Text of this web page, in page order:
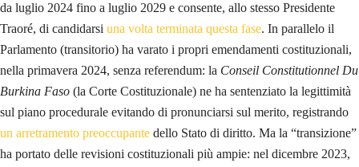
da luglio 2024 fino a luglio 2029 e consente, allo stesso Presidente
Traoré, di candidarsi una volta terminata questa fase. In parallelo il
Parlamento (transitorio) ha varato i propri emendamenti costituzionali,
nella primavera 2024, senza referendum: la Conseil Constitutionnel Du
Burkina Faso (la Corte Costituzionale) ne ha sentenziato la legittimità
sul piano procedurale evitando di pronunciarsi sul merito, registrando
un arretramento preoccupante dello Stato di diritto. Ma la “transizione”
ha portato delle revisioni costituzionali più ampie: nel dicembre 2023,